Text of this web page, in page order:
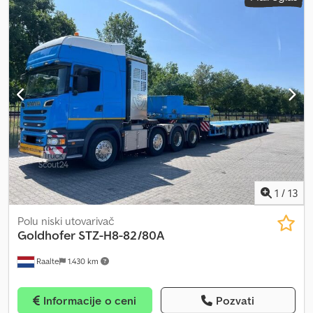
informacija obratite se kompaniji PFEIFER GROUP.
1 / 13
Raalte 1.430 km
Polu niski utovarivač
Goldhofer STZ-H8-82/80A
Informacije o ceni Pozvati